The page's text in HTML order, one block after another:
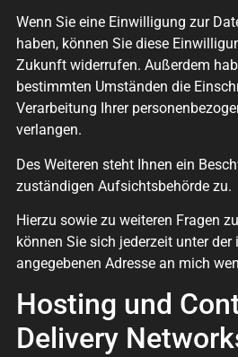
Wenn Sie eine Einwilligung zur
haben, können Sie diese
Zukunft widerrufen. Außerdem
bestimmten Umständen die
Verarbeitung Ihrer
verlangen.
Des Weiteren steht Ihnen ein
zuständigen Aufsichtsbehörde zu.
Hierzu sowie zu weiteren Fragen
können Sie sich jederzeit unter der
angegebenen Adresse an mich
Hosting und
Delivery